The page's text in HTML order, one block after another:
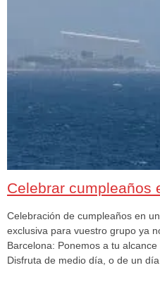
Celebrar cumpleaños
Celebración de cumpleaños en
exclusiva para vuestro grupo ya
Barcelona: Ponemos a tu
Disfruta de medio día, o de un